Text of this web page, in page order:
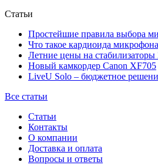
Статьи
Простейшие правила выбора
Что такое кардиоида
Летние цены на стабилизаторы
Новый камкордер Canon XF705
LiveU Solo – бюджетное
Все статьи
Статьи
Контакты
О компании
Доставка и оплата
Вопросы и ответы